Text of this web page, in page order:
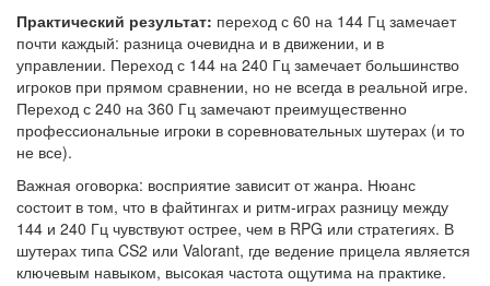
Практический результат: переход с 60 на 144 Гц замечает
почти каждый: разница очевидна и в движении, и в
управлении. Переход с 144 на 240 Гц замечает большинство
игроков при прямом сравнении, но не всегда в реальной игре.
Переход с 240 на 360 Гц замечают преимущественно
профессиональные игроки в соревновательных шутерах (и то
не все).
Важная оговорка: восприятие зависит от жанра. Нюанс
состоит в том, что в файтингах и ритм-играх разницу между
144 и 240 Гц чувствуют острее, чем в RPG или стратегиях. В
шутерах типа CS2 или Valorant, где ведение прицела является
ключевым навыком, высокая частота ощутима на практике.